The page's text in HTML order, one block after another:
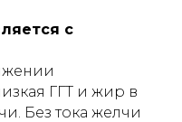
с
ГГТ и жир в
Без тока желчи